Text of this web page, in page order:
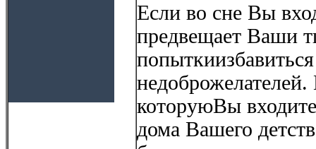
Если во сне Вы
предвещает Ваши
недоброжелателей.
которуюВы
дома Вашего